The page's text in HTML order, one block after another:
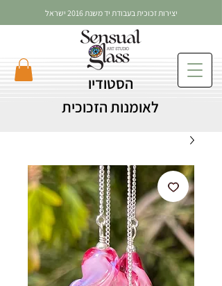
הסטודיו
לאומנות הזכוכית
יצירות זכוכית בעבודת יד משנת 2016 ישראל